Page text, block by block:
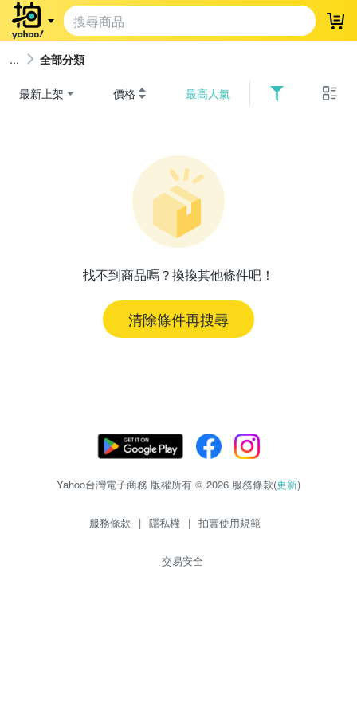
登
全部分類
最新上架 價格 最高人氣
找不到商品嗎？換換其他條件吧！
清除條件再搜尋
Yahoo台灣電子商務 版權所有 © 2026 服務條款(更新)
服務條款 | 隱私權 | 拍賣使用規範
交易安全